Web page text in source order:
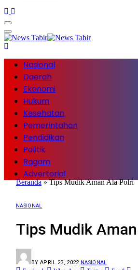
Nasional
Daerah
Ekonomi
Hukum
Kesehatan
Pemerintahan
Pendidikan
Politik
Ragam
Advertorial
Beranda»Tips Mudik Aman Ala Polri
NASIONAL
Tips Mudik
BY APRIL 23, 2022 NASIONAL